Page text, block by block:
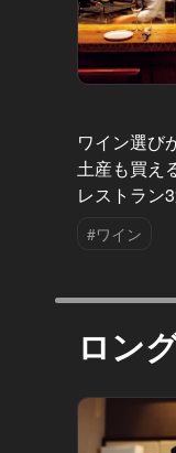
ワイン選び
土産も買え
レストラン3
#ワイン
ロン